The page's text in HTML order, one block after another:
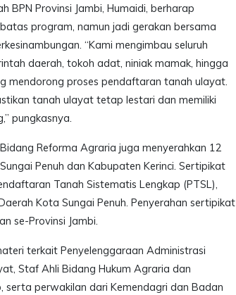
BPN Provinsi Jambi, Humaidi, berharap
program, namun jadi gerakan bersama
“Kami mengimbau seluruh
daerah, tokoh adat, niniak mamak, hingga
mendorong proses pendaftaran tanah ulayat.
tanah ulayat tetap lestari dan memiliki
pungkasnya.
Reforma Agraria juga menyerahkan 12
Penuh dan Kabupaten Kerinci. Sertipikat
Tanah Sistematis Lengkap (PTSL),
Kota Sungai Penuh. Penyerahan sertipikat
se-Provinsi Jambi.
terkait Penyelenggaraan Administrasi
Staf Ahli Bidang Hukum Agraria dan
perwakilan dari Kemendagri dan Badan